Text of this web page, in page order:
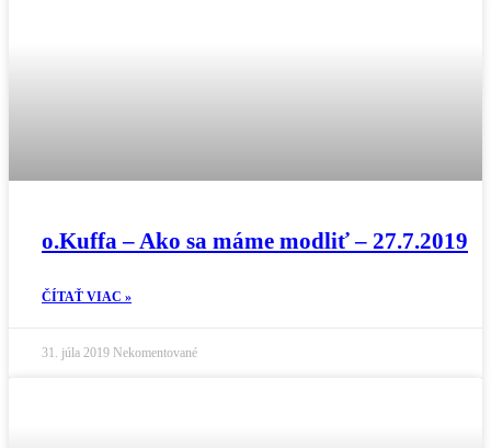
o.Kuffa – Ako sa máme modliť – 27.7.2019
ČÍTAŤ VIAC »
31. júla 2019 Nekomentované